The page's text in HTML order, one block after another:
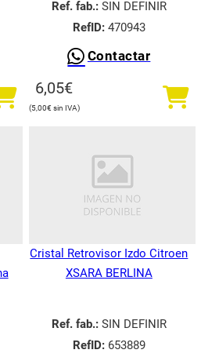
Ref. fab.:SIN DEFINIR
RefID:470943
Contactar
6,05€
5,00€
Cristal Retrovisor Izdo Citroen
XSARA BERLINA
Ref. fab.:SIN DEFINIR
RefID:653889